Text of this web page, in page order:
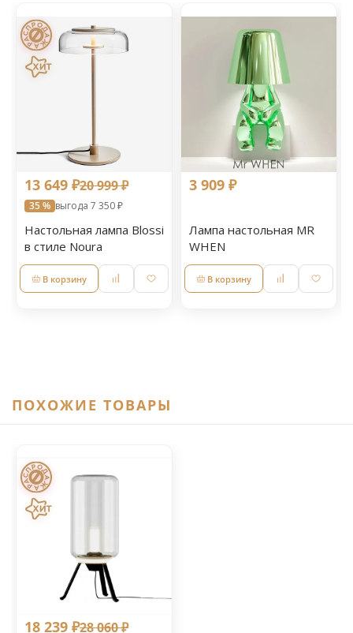
13 649 ₽20 999 ₽
35 % выгода 7 350 ₽
Настольная лампа Blossi
в стиле Noura
В корзину
3 909 ₽
Лампа настольная MR
WHEN
В корзину
ПОХОЖИЕ ТОВАРЫ
18 239 ₽28 060 ₽